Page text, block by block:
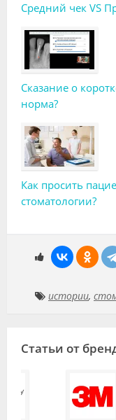
Средний чек VS
Сказание о
норма?
Как просить
стоматологии?
истории,
Статьи от